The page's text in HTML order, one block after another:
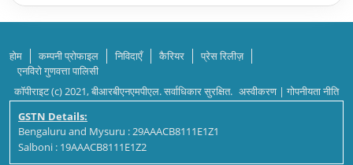
होम कम्पनी प्रोफाइल निविदाएँ कैरियर
प्रेस रिलीज़
एनविरो गुणवत्ता पालिसी
कॉपीराइट (c) 2021, बीआरबीएनएमपीएल. सर्वाधिकार सुरक्षित. अस्वीकरण |गोपनीयता नीति
GSTN Details:
Bengaluru and Mysuru : 29AAACB8111E1Z1
Salboni : 19AAACB8111E1Z2